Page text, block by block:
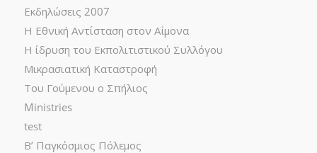
Εκδηλώσεις 2007
Η Εθνική Αντίσταση στον Αΐμονα
Η ίδρυση του Εκπολιτιστικού Συλλόγου
Μικρασιατική Καταστροφή
Του Γούμενου ο Σπήλιος
Ministries
test
Β’ Παγκόσμιος Πόλεμος